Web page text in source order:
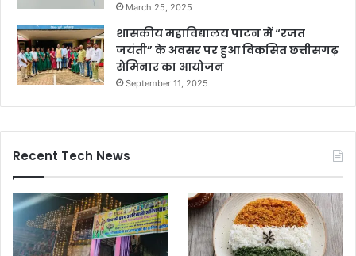
March 25, 2025
शासकीय महाविद्यालय पाटन में “रजत
जयंती” के अवसर पर हुआ विकसित छत्तीसगढ़
सेमिनार का आयोजन
September 11, 2025
Recent Tech News